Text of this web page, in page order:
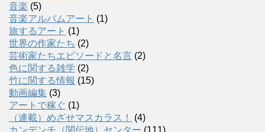
音楽 (5)
音楽アルバムアート (1)
旅するアート (1)
世界の作家たち (2)
芸術家たちエピソードと名言 (2)
色に関する雑学 (2)
竹に関する情報 (15)
動画編集 (3)
アートで稼ぐ (1)
（連載）めざせマスカラス！
(4)
カンデンチ（関伝地）センター (111)